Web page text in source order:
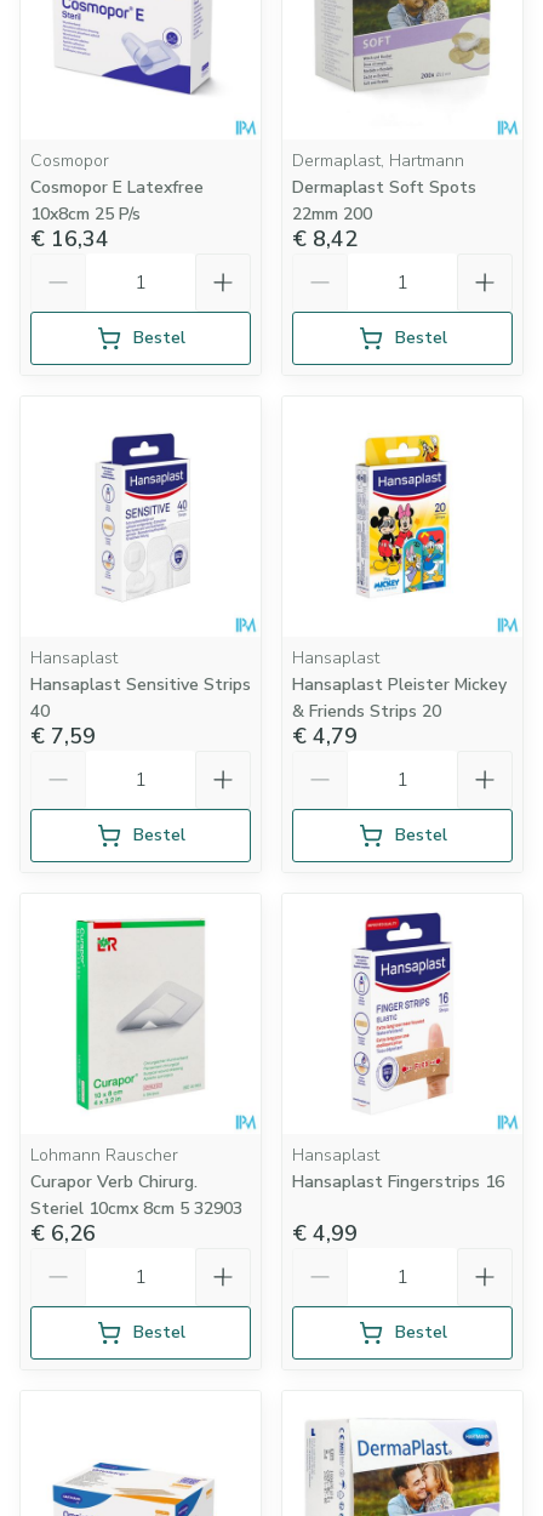
Cosmopor
Cosmopor E Latexfree
10x8cm 25 P/s
€ 16,34
Bestel
Dermaplast, Hartmann
Dermaplast Soft Spots
22mm 200
€ 8,42
Bestel
Hansaplast
Hansaplast Sensitive Strips
40
€ 7,59
Bestel
Hansaplast
Hansaplast Pleister Mickey
& Friends Strips 20
€ 4,79
Bestel
Lohmann Rauscher
Curapor Verb Chirurg.
Steriel 10cmx 8cm 5 32903
€ 6,26
Bestel
Hansaplast
Hansaplast Fingerstrips 16
€ 4,99
Bestel